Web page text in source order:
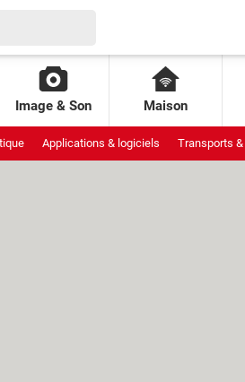
Image & Son Maison
Applications & logiciels Transports